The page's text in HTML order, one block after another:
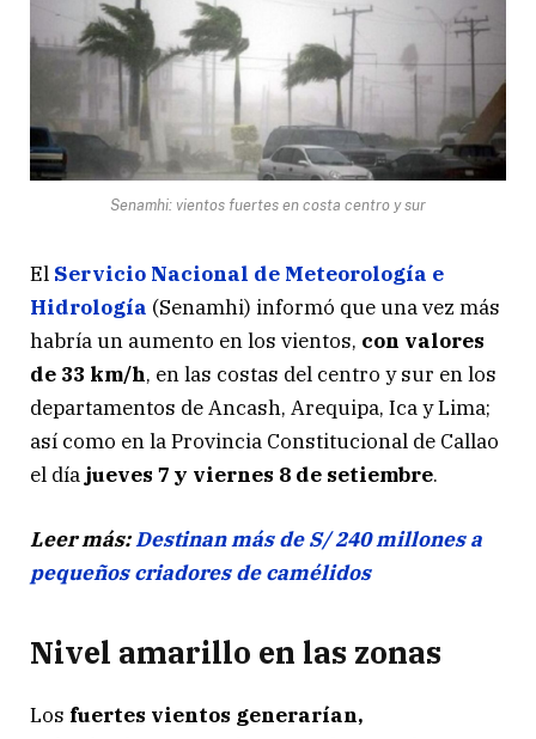
Senamhi: vientos fuertes en costa centro y sur
El Servicio Nacional de Meteorología e
Hidrología (Senamhi) informó que una vez más
habría un aumento en los vientos, con valores
de 33 km/h, en las costas del centro y sur en los
departamentos de Ancash, Arequipa, Ica y Lima;
así como en la Provincia Constitucional de Callao
el día jueves 7 y viernes 8 de setiembre.
Leer más:Destinan más de S/ 240 millones a
pequeños criadores de camélidos
Nivel amarillo en las zonas
Los fuertes vientos generarían,